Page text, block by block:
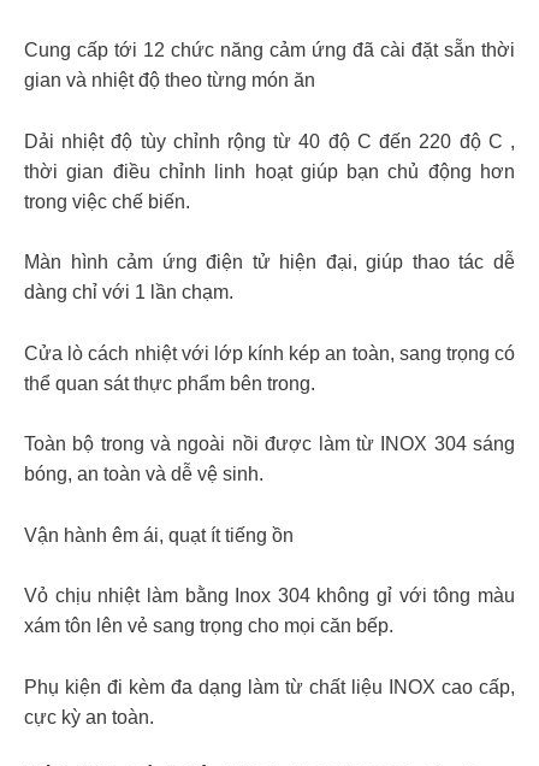
Cung cấp tới 12 chức năng cảm ứng đã cài đặt sẵn thời
gian và nhiệt độ theo từng món ăn
Dải nhiệt độ tùy chỉnh rộng từ 40 độ C đến 220 độ C ,
thời gian điều chỉnh linh hoạt giúp bạn chủ động hơn
trong việc chế biến.
Màn hình cảm ứng điện tử hiện đại, giúp thao tác dễ
dàng chỉ với 1 lần chạm.
Cửa lò cách nhiệt với lớp kính kép an toàn, sang trọng có
thể quan sát thực phẩm bên trong.
Toàn bộ trong và ngoài nồi được làm từ INOX 304 sáng
bóng, an toàn và dễ vệ sinh.
Vận hành êm ái, quạt ít tiếng ồn
Vỏ chịu nhiệt làm bằng Inox 304 không gỉ với tông màu
xám tôn lên vẻ sang trọng cho mọi căn bếp.
Phụ kiện đi kèm đa dạng làm từ chất liệu INOX cao cấp,
cực kỳ an toàn.